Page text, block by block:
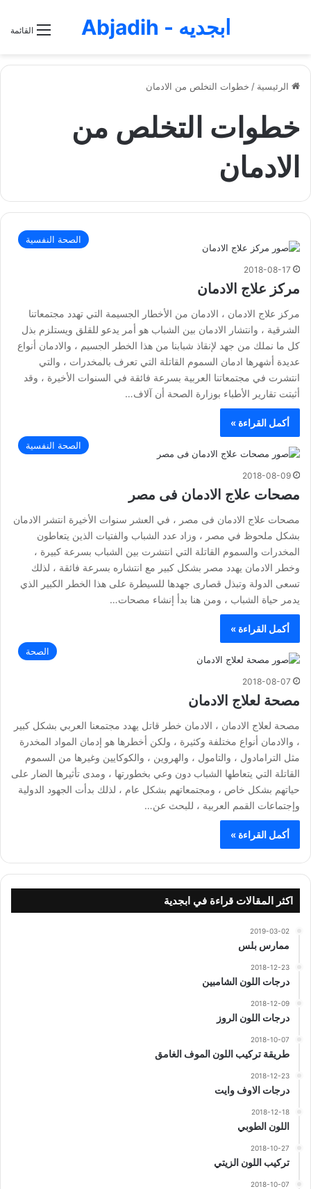
القائمة ابجديه - Abjadih
الرئيسية / خطوات التخلص من الادمان
خطوات التخلص من
الادمان
الصحة النفسية
2018-08-17
مركز علاج الادمان
مركز علاج الادمان ، الادمان من الأخطار الجسيمة التي تهدد مجتمعاتنا
الشرقية ، وانتشار الادمان بين الشباب هو أمر يدعو للقلق ويستلزم بذل
كل ما نملك من جهد لإنقاذ شبابنا من هذا الخطر الجسيم ، والادمان أنواع
عديدة أشهرها ادمان السموم القاتلة التي تعرف بالمخدرات ، والتي
انتشرت في مجتمعاتنا العربية بسرعة فائقة في السنوات الأخيرة ، وقد
أثبتت تقارير الأطباء بوزارة الصحة أن آلاف…
أكمل القراءة »
الصحة النفسية
2018-08-09
مصحات علاج الادمان فى مصر
مصحات علاج الادمان فى مصر ، في العشر سنوات الأخيرة انتشر الادمان
بشكل ملحوظ في مصر ، وزاد عدد الشباب والفتيات الذين يتعاطون
المخدرات والسموم القاتلة التي انتشرت بين الشباب بسرعة كبيرة ،
وخطر الادمان يهدد مصر بشكل كبير مع انتشاره بسرعة فائقة ، لذلك
تسعى الدولة وتبذل قصارى جهدها للسيطرة على هذا الخطر الكبير الذي
يدمر حياة الشباب ، ومن هنا بدأ إنشاء مصحات…
أكمل القراءة »
الصحة
2018-08-07
مصحة لعلاج الادمان
مصحة لعلاج الادمان ، الادمان خطر قاتل يهدد مجتمعنا العربي بشكل كبير
، والادمان أنواع مختلفة وكثيرة ، ولكن أخطرها هو إدمان المواد المخدرة
مثل الترامادول ، والتامول ، والهروين ، والكوكايين وغيرها من السموم
القاتلة التي يتعاطها الشباب دون وعي بخطورتها ، ومدى تأثيرها الضار على
حياتهم بشكل خاص ، ومجتمعاتهم بشكل عام ، لذلك بدأت الجهود الدولية
وإجتماعات القمم العربية ، للبحث عن…
أكمل القراءة »
اكثر المقالات قراءة في ابجدية
2019-03-02
ممارس بلس
2018-12-23
درجات اللون الشامبين
2018-12-09
درجات اللون الروز
2018-10-07
طريقة تركيب اللون الموف الغامق
2018-12-23
درجات الاوف وايت
2018-12-18
اللون الطوبي
2018-10-27
تركيب اللون الزيتي
2018-10-07